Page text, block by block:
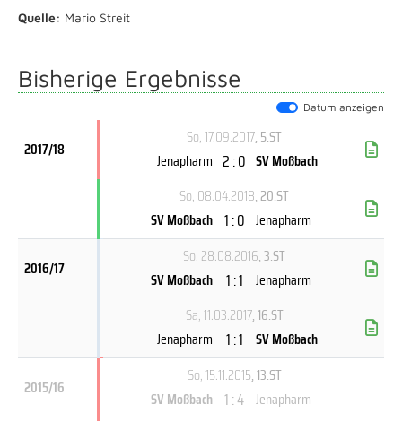
Quelle: Mario Streit
Bisherige Ergebnisse
Datum anzeigen
2017/18
So, 17.09.2017, 5.ST
Jenapharm 2 : 0 SV Moßbach
So, 08.04.2018, 20.ST
SV Moßbach 1 : 0 Jenapharm
2016/17
So, 28.08.2016, 3.ST
SV Moßbach
1 : 1
Jenapharm
Sa, 11.03.2017, 16.ST
Jenapharm
1 : 1 SV Moßbach
2015/16
So, 15.11.2015, 13.ST
SV Moßbach 1 : 4 Jenapharm